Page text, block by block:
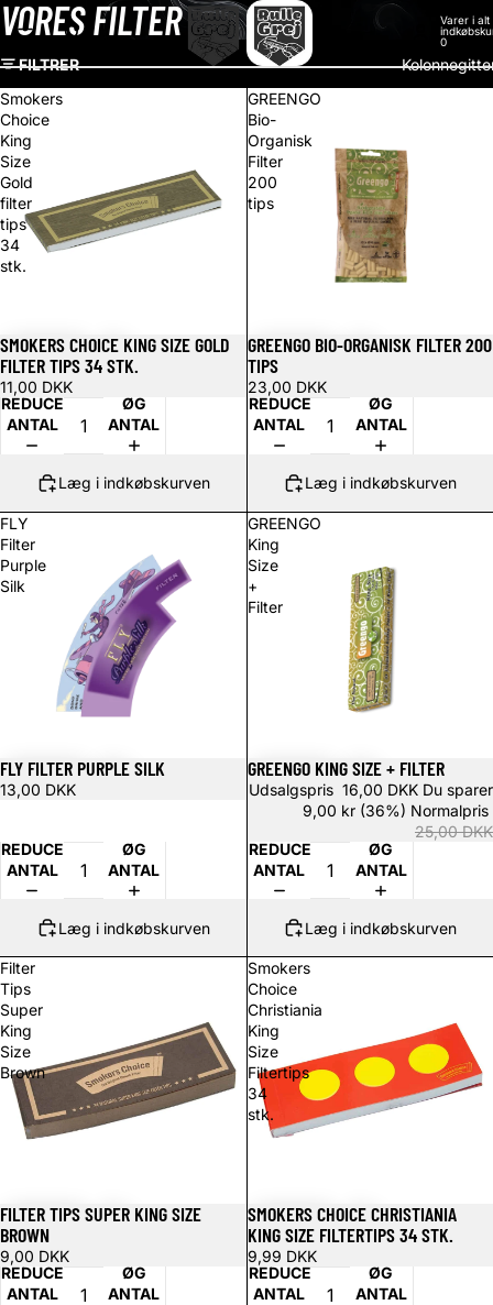
Varer i alt
0
VORESFILTER
FILTRER
Smokers
Choice
King
Size
Gold
filter
tips
34
stk.
SMOKERS CHOICE KING SIZE GOLD
FILTER TIPS 34 STK.
11,00 DKK
REDUCER
ANTAL
ØG
ANTAL
Læg i indkøbskurven
GREENGO
Bio-
Organisk
Filter
200
tips
GREENGO BIO-ORGANISK FILTER 200
TIPS
23,00 DKK
REDUCER
ANTAL
ØG
ANTAL
Læg i indkøbskurven
FLY
Filter
Purple
Silk
FLY FILTER PURPLE SILK
13,00 DKK
REDUCER
ANTAL
ØG
ANTAL
Læg i indkøbskurven
GREENGO
King
Size
+
Filter
Udsalg
GREENGO KING SIZE + FILTER
Udsalgspris 16,00 DKK Du sparer
9,00 kr (36%) Normalpris
25,00 DKK
REDUCER
ANTAL
ØG
ANTAL
Læg i indkøbskurven
Filter
Tips
Super
King
Size
Brown
FILTER TIPS SUPER KING SIZE
BROWN
9,00 DKK
REDUCER
ANTAL
ØG
ANTAL
Smokers
Choice
Christiania
King
Size
Filtertips
34
stk.
SMOKERS CHOICE CHRISTIANIA
KING SIZE FILTERTIPS 34 STK.
9,99 DKK
REDUCER
ANTAL
ØG
ANTAL